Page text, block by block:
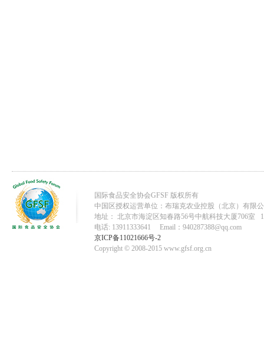
国际食品安全协会GFSF 版权所有
中国区授权运营单位：布瑞克农业控股（北京）有限
地址： 北京市海淀区知春路56号中航科技大厦706室
电话: 13911333641 Email：940287388@qq.com
京ICP备11021666号-2
Copyright © 2008-2015 www.gfsf.org.cn